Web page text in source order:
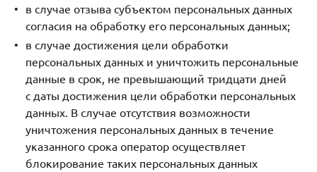
в случае отзыва субъектом персональных данных
согласия на обработку его персональных данных;
в случае достижения цели обработки
персональных данных и уничтожить персональные
данные в срок, не превышающий тридцати дней
с даты достижения цели обработки персональных
данных. В случае отсутствия возможности
уничтожения персональных данных в течение
указанного срока оператор осуществляет
блокирование таких персональных данных